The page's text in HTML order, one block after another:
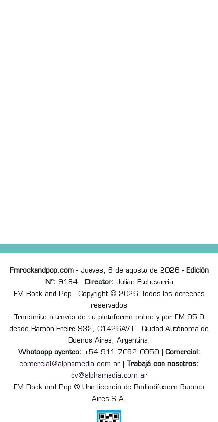
Fmrockandpop.com- Jueves, 6 de agosto de 2026 - Edición
Nº: 9184 - Director: Julián Etchevarria
FM Rock and Pop - Copyright © 2026 Todos los derechos
reservados
Transmite a través de su plataforma online y por FM 95.9
desde Ramón Freire 932, C1426AVT - Ciudad Autónoma de
Buenos Aires, Argentina.
Whatsapp oyentes: +54 911 7082 0959 | Comercial:
comercial@alphamedia.com.ar
Trabajá con nosotros:
cv@alphamedia.com.ar
FM Rock and Pop ® Una licencia de Radiodifusora Buenos
Aires S.A.